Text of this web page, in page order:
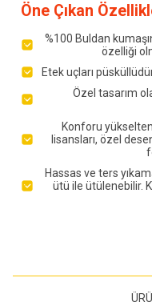
Öne Çıkan
%100 Buldan
özelliği
Etek uçları
Özel tasarım
Konforu
lisansları, özel
Hassas ve ters
ütü ile ütülenebilir.